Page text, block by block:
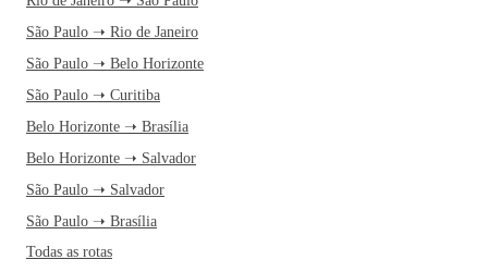
São Paulo ➝ Rio de Janeiro
São Paulo ➝ Belo Horizonte
São Paulo ➝ Curitiba
Belo Horizonte ➝ Brasília
Belo Horizonte ➝ Salvador
São Paulo ➝ Salvador
São Paulo ➝ Brasília
Todas as rotas